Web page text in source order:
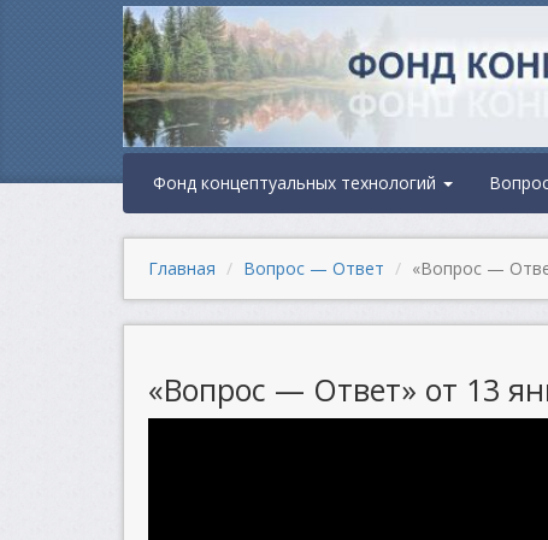
Фонд концептуальных технологий
Главная Вопрос — Ответ «Вопрос —
«Вопрос — Ответ» от 13